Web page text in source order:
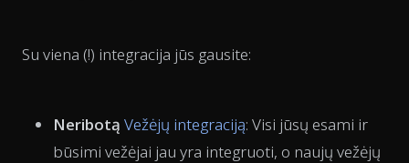
Su viena (!) integracija jūs gausite:
Neribotą Vežėjų integraciją: Visi jūsų esami ir
būsimi vežėjai jau yra integruoti, o naujų vežėjų